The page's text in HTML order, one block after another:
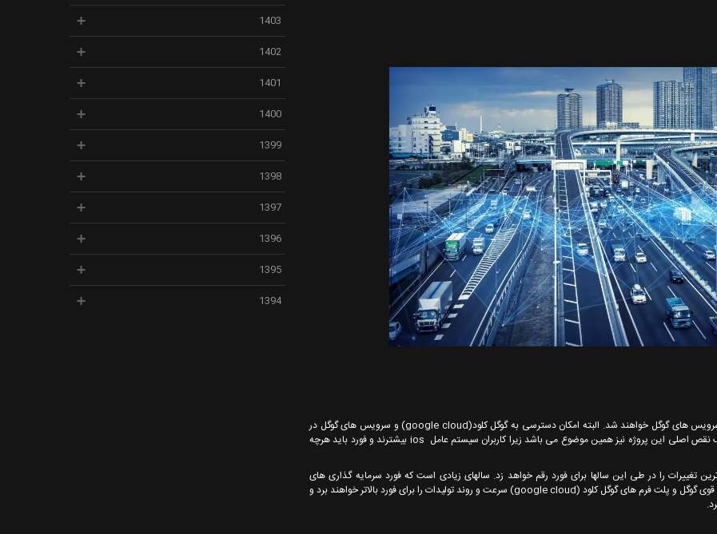
بر اساس این قرارداد هزاران خودروی تولیدی کمپانی فورد مجهز به اپ ها و سرویس های گوگل خواهند شد. البته امکان دسترسی به گوگل کلود(google cloud) و سرویس های گوگل در
خودروی فورد تنها برای سیستم عامل اندروید ایجاد خواهد شد, که بدون شک نقص اصلی این پروژه نیز همین موضوع می باشد زیرا کاربران سیستم عامل ios بیشترند و فورد باید هرچه
تغییرات را در طی این سالها برای فورد رقم خواهد زد. سالهای زیادی است که فورد سرمایه گذاری های
متعددی در زمینه ساخت خودروهای خودران انجام داده است , سیستم دیتای قوی گوگل و پلت فرم های گوگل کلود (google cloud) سرعت و روند تولیدات را برای فورد بالاتر خواهند برد و
1403
1402
1401
1400
1399
1398
1397
1396
1395
1394